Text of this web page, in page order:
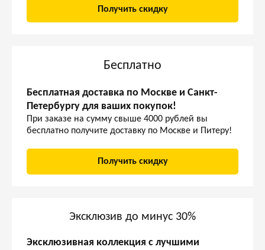
Получить скидку
Бесплатно
Бесплатная доставка по Москве и Санкт-
Петербургу для ваших покупок!
При заказе на сумму свыше 4000 рублей вы
бесплатно получите доставку по Москве и Питеру!
Получить скидку
Эксклюзив до минус 30%
Эксклюзивная коллекция с лучшими